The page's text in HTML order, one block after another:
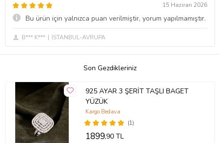
15 Haziran 2026
Bu ürün için yalnızca puan verilmiştir, yorum yapılmamıştır.
B*** K*** İSTANBUL-AVRUPA
Son Gezdikleriniz
925 AYAR 3 ŞERİT TAŞLI BAGET
YÜZÜK
(1)
Kargo Bedava
1899,90 TL